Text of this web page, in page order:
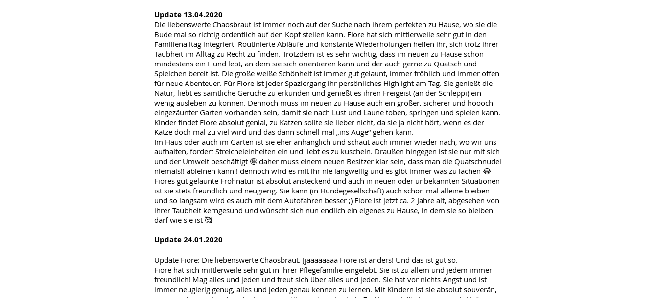
Update 13.04.2020
Die liebenswerte Chaosbraut ist immer noch auf der Suche nach ihrem perfekten zu Hause, wo sie die
Bude mal so richtig ordentlich auf den Kopf stellen kann. Fiore hat sich mittlerweile sehr gut in den
Familienalltag integriert. Routinierte Abläufe und konstante Wiederholungen helfen ihr, sich trotz ihrer
Taubheit im Alltag zu Recht zu finden. Trotzdem ist es sehr wichtig, dass im neuen zu Hause schon
mindestens ein Hund lebt, an dem sie sich orientieren kann und der auch gerne zu Quatsch und
Spielchen bereit ist. Die große weiße Schönheit ist immer gut gelaunt, immer fröhlich und immer offen
für neue Abenteuer. Für Fiore ist jeder Spaziergang ihr persönliches Highlight am Tag. Sie genießt die
Natur, liebt es sämtliche Gerüche zu erkunden und genießt es ihren Freigeist (an der Schleppi) ein
wenig ausleben zu können. Dennoch muss im neuen zu Hause auch ein großer, sicherer und hoooch
eingezäunter Garten vorhanden sein, damit sie nach Lust und Laune toben, springen und spielen kann.
Kinder findet Fiore absolut genial, zu Katzen sollte sie lieber nicht, da sie ja nicht hört, wenn es der
Katze doch mal zu viel wird und das dann schnell mal „ins Auge“ gehen kann.
Im Haus oder auch im Garten ist sie eher anhänglich und schaut auch immer wieder nach, wo wir uns
aufhalten, fordert Streicheleinheiten ein und liebt es zu kuscheln. Draußen hingegen ist sie nur mit sich
und der Umwelt beschäftigt 🤪 daher muss einem neuen Besitzer klar sein, dass man die Quatschnudel
niemals!! ableinen kann!! dennoch wird es mit ihr nie langweilig und es gibt immer was zu lachen 😂
Fiores gut gelaunte Frohnatur ist absolut ansteckend und auch in neuen oder unbekannten Situationen
ist sie stets freundlich und neugierig. Sie kann (in Hundegesellschaft) auch schon mal alleine bleiben
und so langsam wird es auch mit dem Autofahren besser ;) Fiore ist jetzt ca. 2 Jahre alt, abgesehen von
ihrer Taubheit kerngesund und wünscht sich nun endlich ein eigenes zu Hause, in dem sie so bleiben
darf wie sie ist 🥰
Update 24.01.2020
Update Fiore: Die liebenswerte Chaosbraut. Jjaaaaaaaa Fiore ist anders! Und das ist gut so.
Fiore hat sich mittlerweile sehr gut in ihrer Pflegefamilie eingelebt. Sie ist zu allem und jedem immer
freundlich! Mag alles und jeden und freut sich über alles und jeden. Sie hat vor nichts Angst und ist
immer neugierig genug, alles und jeden genau kennen zu lernen. Mit Kindern ist sie absolut souverän,